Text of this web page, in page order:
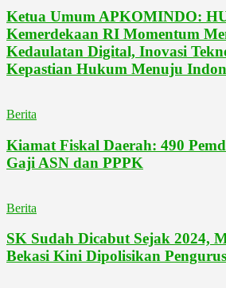
Ketua Umum APKOMINDO:
Kemerdekaan RI Momentum
Kedaulatan Digital, Inovasi
Kepastian Hukum Menuju
Berita
Kiamat Fiskal Daerah: 490
Gaji ASN dan PPPK
Berita
SK Sudah Dicabut Sejak 2024,
Bekasi Kini Dipolisikan